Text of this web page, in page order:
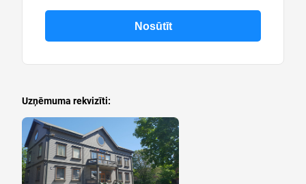
Uzņēmuma rekvizīti: